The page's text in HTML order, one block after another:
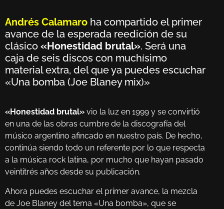
Andrés Calamaro ha compartido el primer
avance de la esperada reedición de su
clásico «Honestidad brutal». Será una
caja de seis discos con muchísimo
material extra, del que ya puedes escuchar
«Una bomba (Joe Blaney mix)»
«Honestidad brutal» vio la luz en 1999 y se convirtió
en una de las obras cumbre de la discografía del
músico argentino afincado en nuestro país. De hecho,
continúa siendo todo un referente por lo que respecta
a la música rock latina, por mucho que hayan pasado
veintitrés años desde su publicación.
Ahora puedes escuchar el primer avance, la mezcla
de Joe Blaney del tema «Una bomba», que se